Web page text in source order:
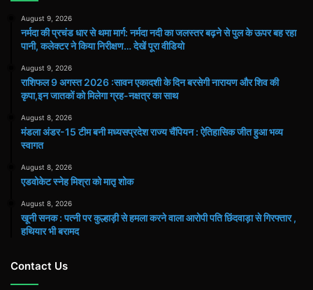
August 9, 2026
नर्मदा की प्रचंड धार से थमा मार्ग: नर्मदा नदी का जलस्तर बढ़ने से पुल के ऊपर बह रहा
पानी, कलेक्टर ने किया निरीक्षण… देखें पूरा वीडियो
August 9, 2026
राशिफल 9 अगस्त 2026 :सावन एकादशी के दिन बरसेगी नारायण और शिव की
कृपा,इन जातकों को मिलेगा ग्रह-नक्षत्र का साथ
August 8, 2026
मंडला अंडर-15 टीम बनी मध्यसप्रदेश राज्य चैंपियन : ऐतिहासिक जीत हुआ भव्य
स्वागत
August 8, 2026
एडवोकेट स्नेह मिश्रा को मातृ शोक
August 8, 2026
खूनी सनक : पत्नी पर कुल्हाड़ी से हमला करने वाला आरोपी पति छिंदवाड़ा से गिरफ्तार ,
हथियार भी बरामद
Contact Us